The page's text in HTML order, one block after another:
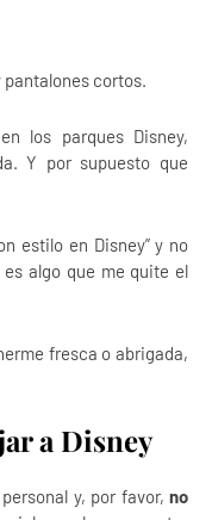
pantalones cortos.
los parques Disney,
Y por supuesto que
estilo en Disney” y no
es algo que me quite el
fresca o abrigada,
a Disney
y, por favor, no